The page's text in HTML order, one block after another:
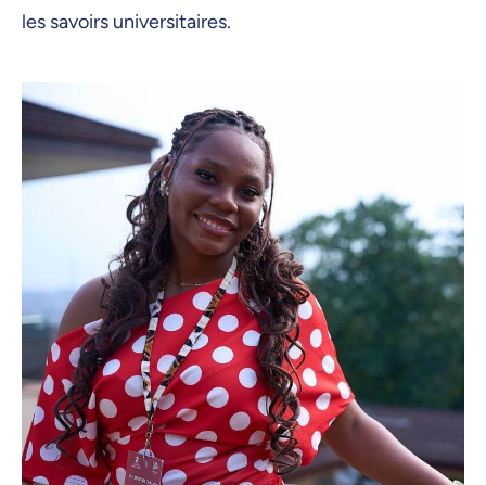
les savoirs universitaires.